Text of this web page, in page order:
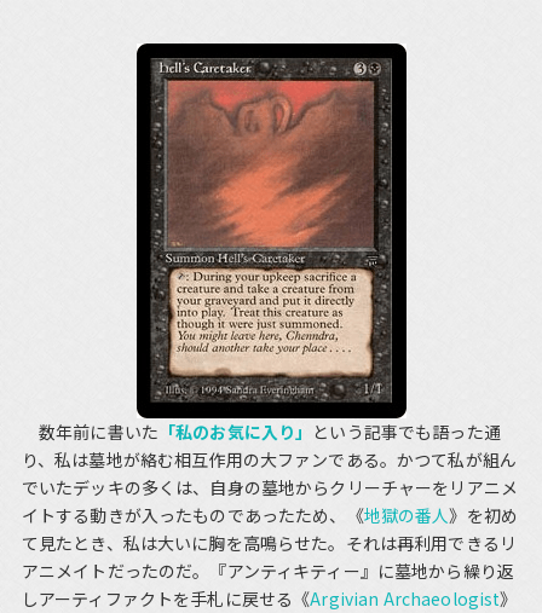
数年前に書いた 「私のお気に入り」 という記事でも語った通
り、私は墓地が絡む相互作用の大ファンである。かつて私が組ん
でいたデッキの多くは、自身の墓地からクリーチャーをリアニメ
イトする動きが入ったものであったため、《地獄の番人》を初め
て見たとき、私は大いに胸を高鳴らせた。それは再利用できるリ
アニメイトだったのだ。『アンティキティー』に墓地から繰り返
しアーティファクトを手札に戻せる《Argivian Archaeologist》